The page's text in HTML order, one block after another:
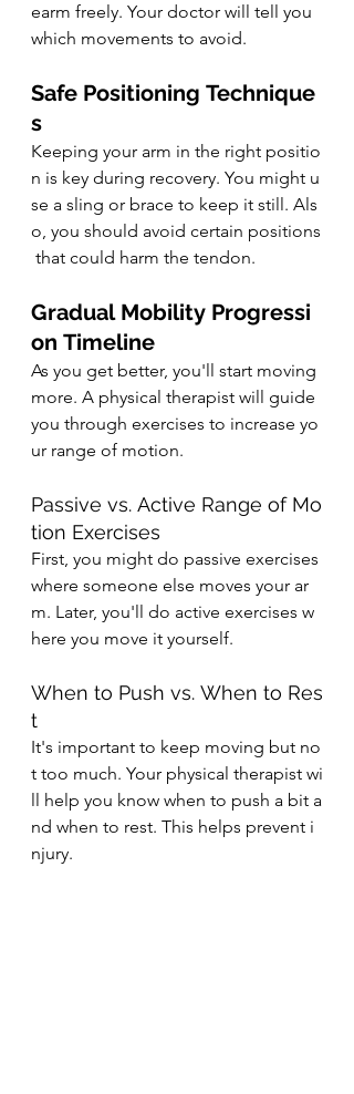
earm freely. Your doctor will tell you
which movements to avoid.
Safe Positioning Technique
s
Keeping your arm in the right positio
n is key during recovery. You might u
se a sling or brace to keep it still. Als
o, you should avoid certain positions
that could harm the tendon.
Gradual Mobility Progressi
on Timeline
As you get better, you'll start moving
more. A physical therapist will guide
you through exercises to increase yo
ur range of motion.
Passive vs. Active Range of Mo
tion Exercises
First, you might do passive exercises
where someone else moves your ar
m. Later, you'll do active exercises w
here you move it yourself.
When to Push vs. When to Res
t
It's important to keep moving but no
t too much. Your physical therapist wi
ll help you know when to push a bit a
nd when to rest. This helps prevent i
njury.